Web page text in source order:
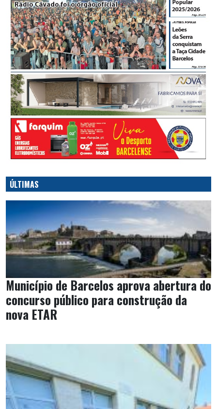
ÚLTIMAS
Município de Barcelos aprova abertura do
concurso público para construção da
nova ETAR